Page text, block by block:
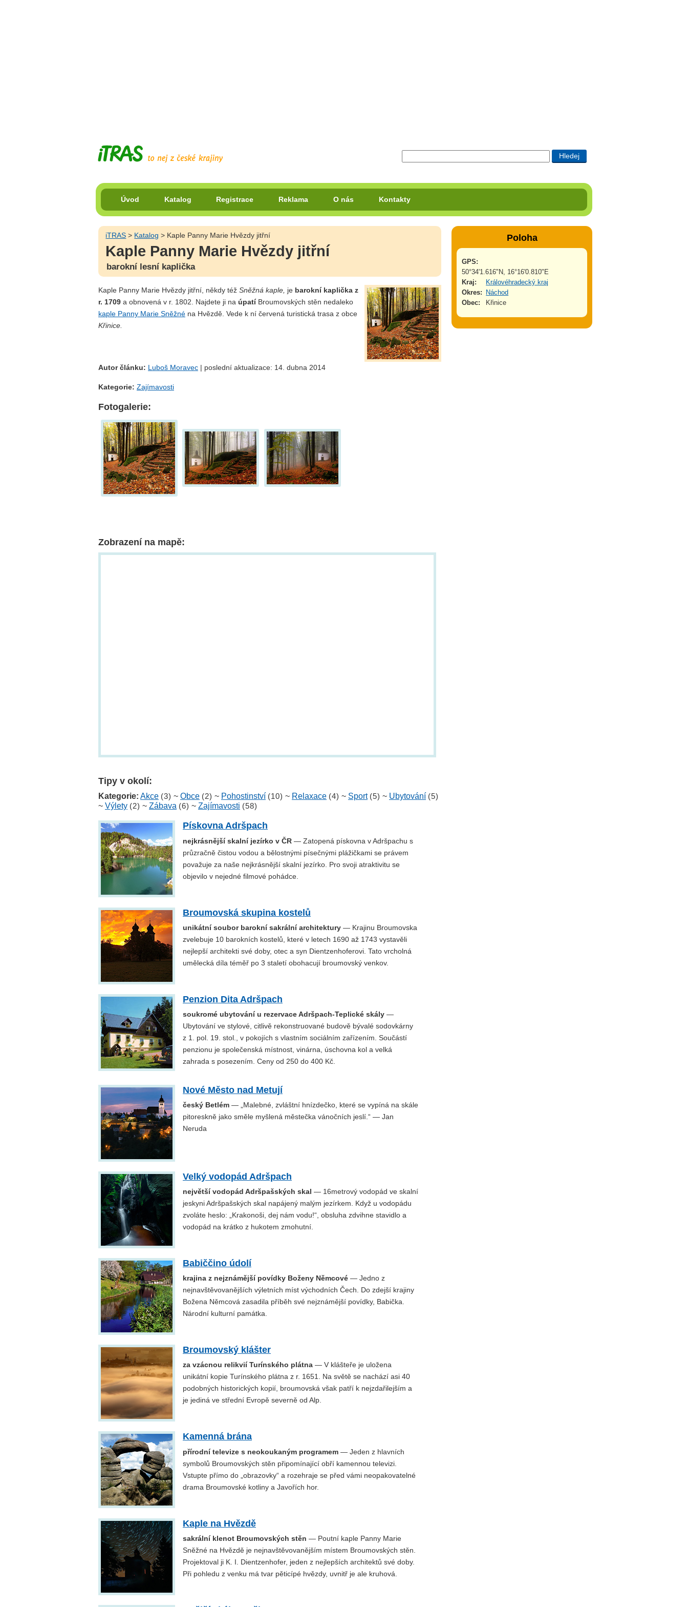
Úvod Katalog Registrace Reklama O nás Kontakty
iTRAS > Katalog > Kaple Panny Marie Hvězdy jitřní
Kaple Panny Marie Hvězdy jitřní
barokní lesní kaplička
Kaple Panny Marie Hvězdy jitřní, někdy též Sněžná kaple, je barokní kaplička z
r. 1709 a obnovená v r. 1802. Najdete ji na úpatíBroumovských stěn nedaleko
kaple Panny Marie Sněžné na Hvězdě. Vede k ní červená turistická trasa z obce
Křinice.
Autor článku: Luboš Moravec | poslední aktualizace: 14. dubna 2014
Kategorie: Zajímavosti
Fotogalerie:
Zobrazení na mapě:
Tipy v okolí:
Kategorie: Akce (3) ~ Obce (2) ~ Pohostinství (10) ~ Relaxace (4) ~ Sport (5) ~ Ubytování (5)
~ Výlety (2) ~ Zábava (6) ~ Zajímavosti (58)
Pískovna Adršpach
nejkrásnější skalní jezírko v ČR — Zatopená pískovna v Adršpachu s
průzračně čistou vodou a bělostnými písečnými plážičkami se právem
považuje za naše nejkrásnější skalní jezírko. Pro svoji atraktivitu se
objevilo v nejedné filmové pohádce.
Broumovská skupina kostelů
unikátní soubor barokní sakrální architektury — Krajinu Broumovska
zvelebuje 10 barokních kostelů, které v letech 1690 až 1743 vystavěli
nejlepší architekti své doby, otec a syn Dientzenhoferovi. Tato vrcholná
umělecká díla téměř po 3 staletí obohacují broumovský venkov.
Penzion Dita Adršpach
soukromé ubytování u rezervace Adršpach-Teplické skály —
Ubytování ve stylové, citlivě rekonstruované budově bývalé sodovkárny
z 1. pol. 19. stol., v pokojích s vlastním sociálním zařízením. Součástí
penzionu je společenská místnost, vinárna, úschovna kol a velká
zahrada s posezením. Ceny od 250 do 400 Kč.
Nové Město nad Metují
český Betlém — „Malebné, zvláštní hnízdečko, které se vypíná na skále
pitoreskně jako směle myšlená městečka vánočních jeslí.“ — Jan
Neruda
Velký vodopád Adršpach
největší vodopád Adršpašských skal — 16metrový vodopád ve skalní
jeskyni Adršpašských skal napájený malým jezírkem. Když u vodopádu
zvoláte heslo: „Krakonoši, dej nám vodu!“, obsluha zdvihne stavidlo a
vodopád na krátko z hukotem zmohutní.
Babiččino údolí
krajina z nejznámější povídky Boženy Němcové — Jedno z
nejnavštěvovanějších výletních míst východních Čech. Do zdejší krajiny
Božena Němcová zasadila příběh své nejznámější povídky, Babička.
Národní kulturní památka.
Broumovský klášter
za vzácnou relikvií Turínského plátna — V klášteře je uložena
unikátní kopie Turínského plátna z r. 1651. Na světě se nachází asi 40
podobných historických kopií, broumovská však patří k nejzdařilejším a
je jediná ve střední Evropě severně od Alp.
Kamenná brána
přírodní televize s neokoukaným programem — Jeden z hlavních
symbolů Broumovských stěn připomínající obří kamennou televizi.
Vstupte přímo do „obrazovky“ a rozehraje se před vámi neopakovatelné
drama Broumovské kotliny a Javořích hor.
Kaple na Hvězdě
sakrální klenot Broumovských stěn — Poutní kaple Panny Marie
Sněžné na Hvězdě je nejnavštěvovanějším místem Broumovských stěn.
Projektoval ji K. I. Dientzenhofer, jeden z nejlepších architektů své doby.
Při pohledu z venku má tvar pěticípé hvězdy, uvnitř je ale kruhová.
Poloha
GPS:
50°34'1.616"N, 16°16'0.810"E
Kraj:
Královéhradecký kraj
Okres:
Náchod
Obec:
Křinice